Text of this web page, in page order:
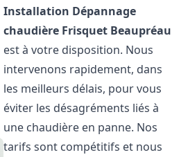
Installation Dépannage
chaudière Frisquet Beaupréau
est à votre disposition. Nous
intervenons rapidement, dans
les meilleurs délais, pour vous
éviter les désagréments liés à
une chaudière en panne. Nos
tarifs sont compétitifs et nous